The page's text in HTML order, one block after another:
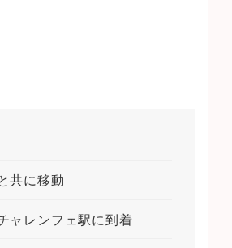
共に移動
ャレンフェ駅に到着